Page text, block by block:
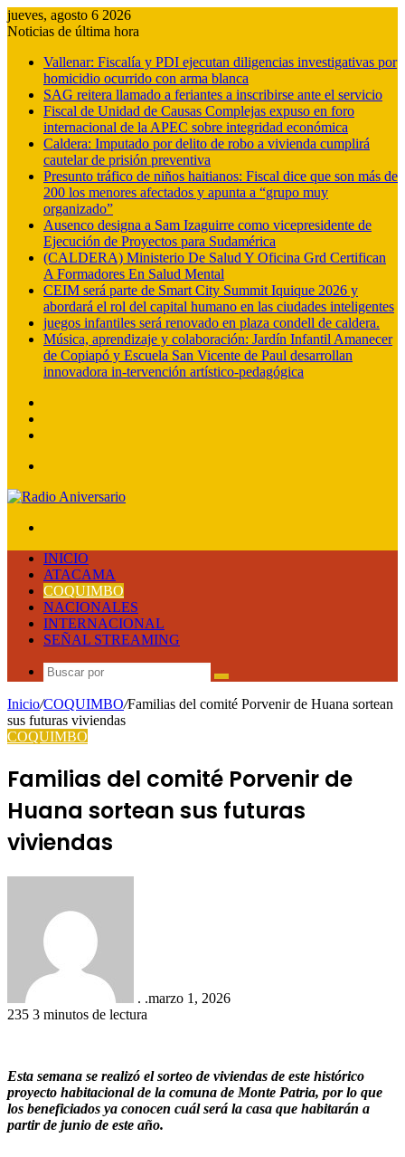
jueves, agosto 6 2026
Noticias de última hora
Vallenar: Fiscalía y PDI ejecutan diligencias investigativas por
homicidio ocurrido con arma blanca
SAG reitera llamado a feriantes a inscribirse ante el servicio
Fiscal de Unidad de Causas Complejas expuso en foro
internacional de la APEC sobre integridad económica
Caldera: Imputado por delito de robo a vivienda cumplirá
cautelar de prisión preventiva
Presunto tráfico de niños haitianos: Fiscal dice que son más de
200 los menores afectados y apunta a “grupo muy
organizado”
Ausenco designa a Sam Izaguirre como vicepresidente de
Ejecución de Proyectos para Sudamérica
(CALDERA) Ministerio De Salud Y Oficina Grd Certifican
A Formadores En Salud Mental
CEIM será parte de Smart City Summit Iquique 2026 y
abordará el rol del capital humano en las ciudades inteligentes
juegos infantiles será renovado en plaza condell de caldera.
Música, aprendizaje y colaboración: Jardín Infantil Amanecer
de Copiapó y Escuela San Vicente de Paul desarrollan
innovadora in-tervención artístico-pedagógica
INICIO
ATACAMA
COQUIMBO
NACIONALES
INTERNACIONAL
SEÑAL STREAMING
Buscar
por
Inicio/COQUIMBO/Familias del comité Porvenir de Huana sortean
sus futuras viviendas
COQUIMBO
Familias del comité Porvenir de
Huana sortean sus futuras
viviendas
. .marzo 1, 2026
235 3 minutos de lectura
Esta semana se realizó el sorteo de viviendas de este histórico
proyecto habitacional de la comuna de Monte Patria, por lo que
los beneficiados ya conocen cuál será la casa que habitarán a
partir de junio de este año.